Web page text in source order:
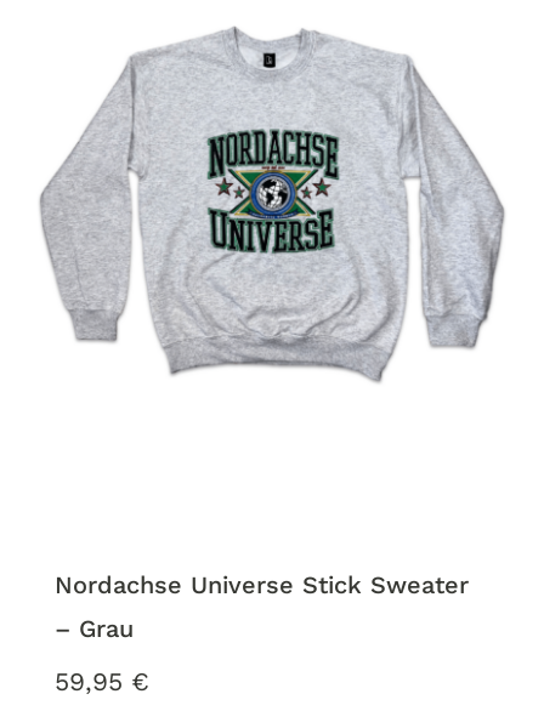
Nordachse Universe Stick Sweater
– Grau
59,95 €